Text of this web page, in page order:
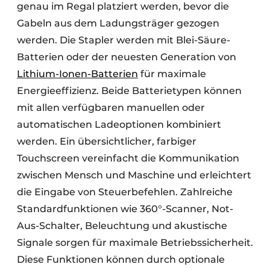
genau im Regal platziert werden, bevor die
Gabeln aus dem Ladungsträger gezogen
werden. Die Stapler werden mit Blei-Säure-
Batterien oder der neuesten Generation von
Lithium-Ionen-Batterien für maximale
Energieeffizienz. Beide Batterietypen können
mit allen verfügbaren manuellen oder
automatischen Ladeoptionen kombiniert
werden. Ein übersichtlicher, farbiger
Touchscreen vereinfacht die Kommunikation
zwischen Mensch und Maschine und erleichtert
die Eingabe von Steuerbefehlen. Zahlreiche
Standardfunktionen wie 360°-Scanner, Not-
Aus-Schalter, Beleuchtung und akustische
Signale sorgen für maximale Betriebssicherheit.
Diese Funktionen können durch optionale